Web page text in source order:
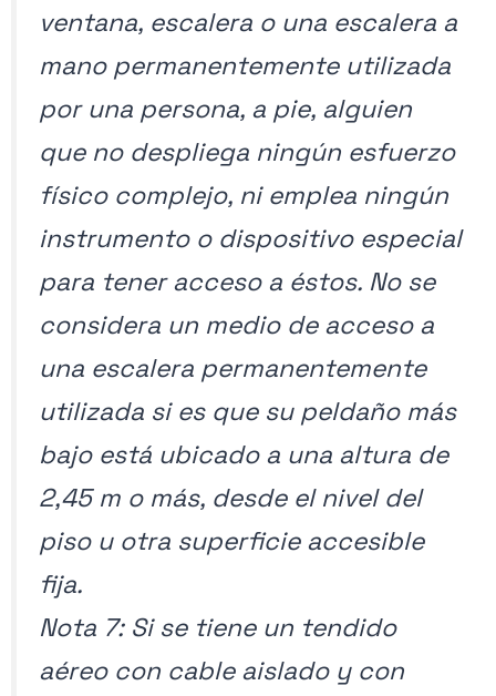
ventana, escalera o una escalera a
mano permanentemente utilizada
por una persona, a pie, alguien
que no despliega ningún esfuerzo
físico complejo, ni emplea ningún
instrumento o dispositivo especial
para tener acceso a éstos. No se
considera un medio de acceso a
una escalera permanentemente
utilizada si es que su peldaño más
bajo está ubicado a una altura de
2,45 m o más, desde el nivel del
piso u otra superficie accesible
fija.
Nota 7: Si se tiene un tendido
aéreo con cable aislado y con